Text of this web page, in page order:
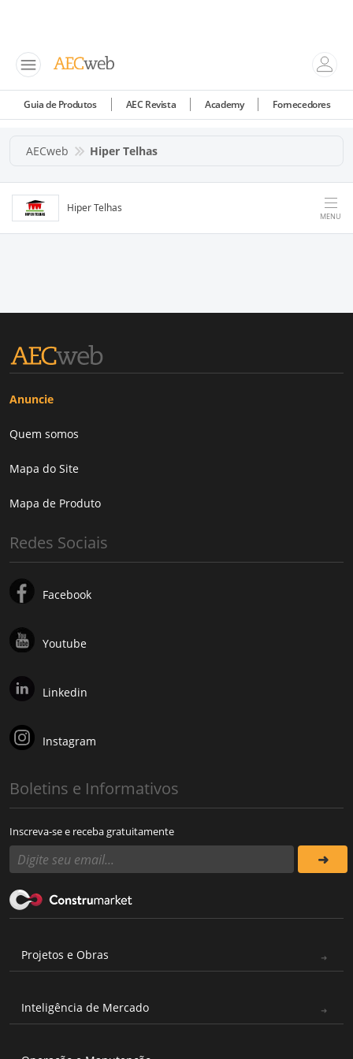
Guia de Produtos AEC Revista Academy Fornecedores
AECweb Hiper Telhas
Hiper Telhas
MENU
Anuncie
Quem somos
Mapa do Site
Mapa de Produto
Redes Sociais
Facebook
Youtube
Linkedin
Instagram
Boletins e Informativos
Inscreva-se e receba gratuitamente
Projetos e Obras
Inteligência de Mercado